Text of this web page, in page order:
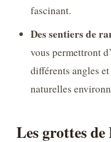
fascinant.
Des sentiers de
vous permettront
différents angles
naturelles
Les grottes de